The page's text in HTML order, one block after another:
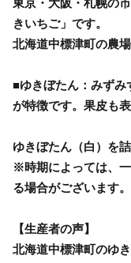
東京・大阪・札幌の
きいちご」です。
北海道中標津町の農
■ゆきぼたん：みず
が特徴です。果皮も
ゆきぼたん（白）を
※時期によっては、
る場合がございます。
【生産者の声】
北海道中標津町のゆ